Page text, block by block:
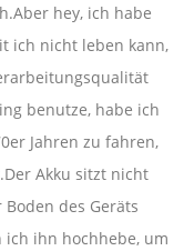
hey, ich habe
ich nicht leben kann,
benutze, habe ich
Jahren zu fahren,
Akku sitzt nicht
des Geräts
ihn hochhebe, um